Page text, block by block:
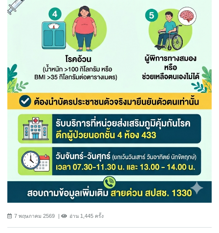
7 พฤษภาคม 2569 อ่าน 1,445 ครั้ง